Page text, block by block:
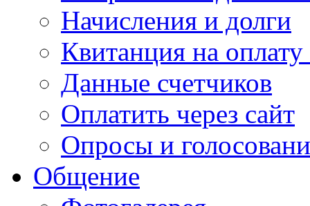
Начисления и долги
Квитанция на
Данные счетчиков
Оплатить через сайт
Опросы и
Общение